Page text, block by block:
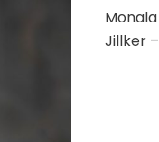
Jillker